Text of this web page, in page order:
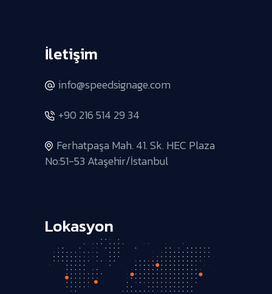
İletişim
info@speedsignage.com
+90 216 514 29 34
Ferhatpaşa Mah. 41. Sk. HEC Plaza
No:51-53 Ataşehir/İstanbul
Lokasyon